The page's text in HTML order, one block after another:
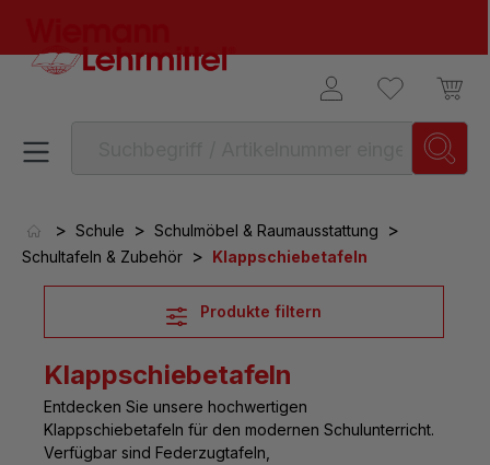
> Schule > Schulmöbel & Raumausstattung >
Schultafeln & Zubehör > Klappschiebetafeln
Produkte filtern
Klappschiebetafeln
Entdecken Sie unsere hochwertigen
Klappschiebetafeln für den modernen Schulunterricht.
Verfügbar sind Federzugtafeln,